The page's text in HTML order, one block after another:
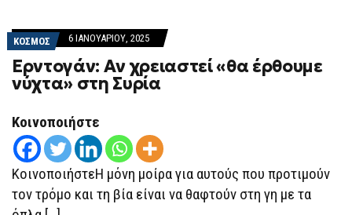
ΚΟΣΜΟΣ 6 ΙΑΝΟΥΑΡΊΟΥ, 2025
Ερντογάν: Αν χρειαστεί «θα έρθουμε
νύχτα» στη Συρία
Κοινοποιήστε
ΚοινοποιήστεΗ μόνη μοίρα για αυτούς που προτιμούν
τον τρόμο και τη βία είναι να θαφτούν στη γη με τα